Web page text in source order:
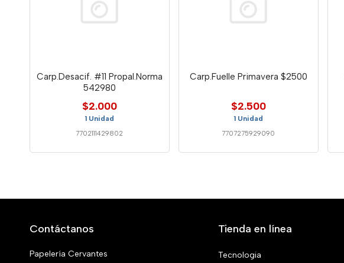
Carp.Desacif. #11 Propal.Norma
542980
$2.000
1 Unidad
7702111429802
Carp.Fuelle Primavera $2500
$2.500
1 Unidad
7707275929090
Contáctanos
Papelería Cervantes
Tienda en línea
Tecnologia